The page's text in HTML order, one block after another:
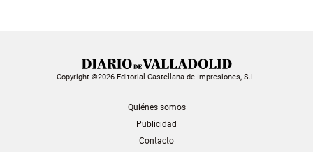
Copyright ©2026 Editorial Castellana de Impresiones, S.L.
Quiénes somos
Publicidad
Contacto